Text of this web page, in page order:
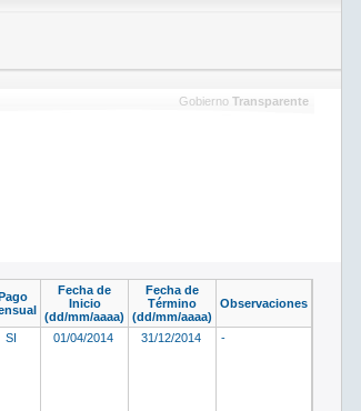
Gobierno Transparente
Fecha de
Inicio
(dd/mm/aaaa)
Fecha de
Término
(dd/mm/aaaa)
Observaciones
SI 01/04/2014 31/12/2014 -